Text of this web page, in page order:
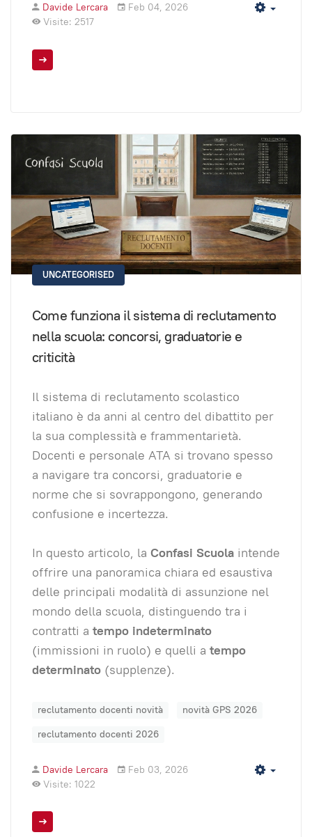
Davide Lercara
Feb 04, 2026
Visite: 2517
UNCATEGORISED
Come funziona il sistema di reclutamento
nella scuola: concorsi, graduatorie e
criticità
Il sistema di reclutamento scolastico
italiano è da anni al centro del dibattito per
la sua complessità e frammentarietà.
Docenti e personale ATA si trovano spesso
a navigare tra concorsi, graduatorie e
norme che si sovrappongono, generando
confusione e incertezza.
In questo articolo, la Confasi Scuolaintende
offrire una panoramica chiara ed esaustiva
delle principali modalità di assunzione nel
mondo della scuola, distinguendo tra i
contratti a tempo indeterminato
(immissioni in ruolo) e quelli a tempo
determinato(supplenze).
reclutamento docenti novità novità GPS 2026
reclutamento docenti 2026
Davide Lercara
Feb 03, 2026
Visite: 1022